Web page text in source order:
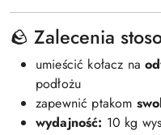
🪨 Zalecenia
umieścić kołacz na
podłożu
zapewnić ptakom
wydajność: 10 kg